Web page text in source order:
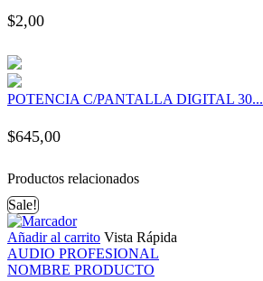
panel
panel
$2,00
POTENCIA C/PANTALLA DIGITAL 30...
$645,00
Productos relacionados
Sale!
Añadir al carrito Vista Rápida
AUDIO PROFESIONAL
NOMBRE PRODUCTO